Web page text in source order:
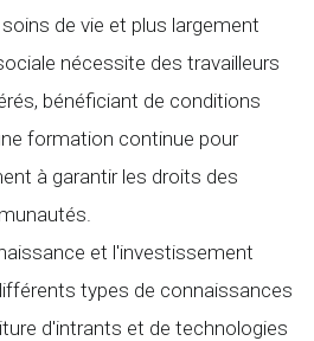
de vie et plus largement
nécessite des travailleurs
bénéficiant de conditions
formation continue pour
à garantir les droits des
et l'investissement
types de connaissances
d'intrants et de technologies